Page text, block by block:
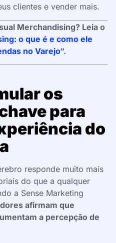
clientes e vender mais.
Merchandising? Leia o
o que é e como ele
no Varejo“.
os
para
do
responde muito mais
do que a qualquer
a Sense Marketing
afirmam que
a percepção de